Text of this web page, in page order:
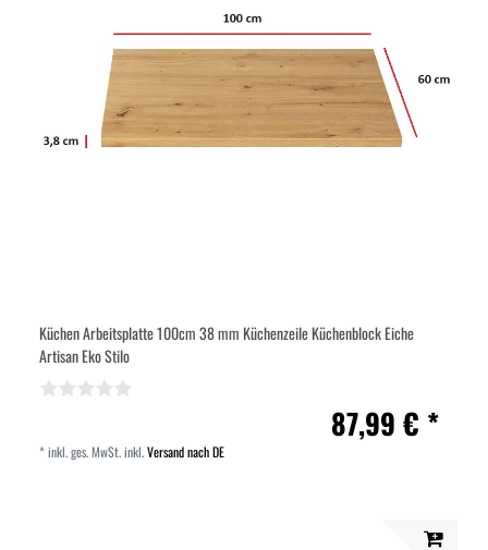
Küchen Arbeitsplatte 100cm 38 mm Küchenzeile Küchenblock Eiche
Artisan Eko Stilo
87,99 € *
*inkl. ges. MwSt.inkl.Versand nach DE